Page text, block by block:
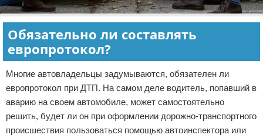
Обязательно ли составлять
европротокол?
Многие автовладельцы задумываются, обязателен ли
европротокол при ДТП. На самом деле водитель, попавший в
аварию на своем автомобиле, может самостоятельно
решить, будет ли он при оформлении дорожно-транспортного
происшествия пользоваться помощью автоинспектора или